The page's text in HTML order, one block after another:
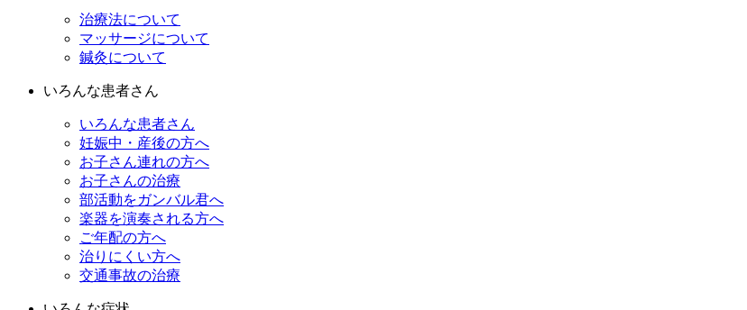
治療法について
マッサージについて
鍼灸について
いろんな患者さん
いろんな患者さん
妊娠中・産後の方へ
お子さん連れの方へ
お子さんの治療
部活動をガンバル君へ
楽器を演奏される方へ
ご年配の方へ
治りにくい方へ
交通事故の治療